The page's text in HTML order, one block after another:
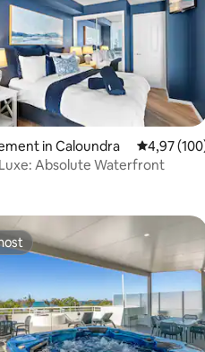
van 4,96 op 5, 75 recensies
in Caloundra
4,97
Absolute Waterfront